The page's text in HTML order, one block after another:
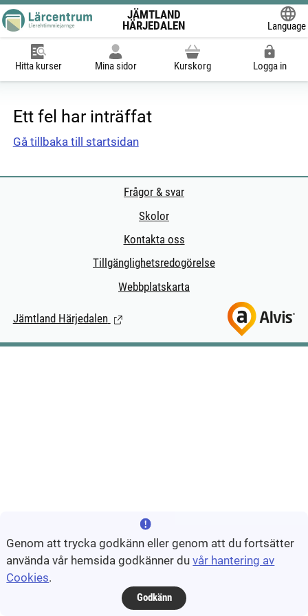
JÄMTLAND
HÄRJEDALEN
Language
Hitta kurser Mina sidor Kurskorg Logga in
Ett fel har inträffat
Gå tillbaka till startsidan
Frågor & svar
Skolor
Kontakta oss
Tillgänglighetsredogörelse
Webbplatskarta
Jämtland Härjedalen (Länk till extern sida.)
Genom att trycka godkänn eller genom att du fortsätter
använda vår hemsida godkänner duvår hantering av
Cookies.
Godkänn